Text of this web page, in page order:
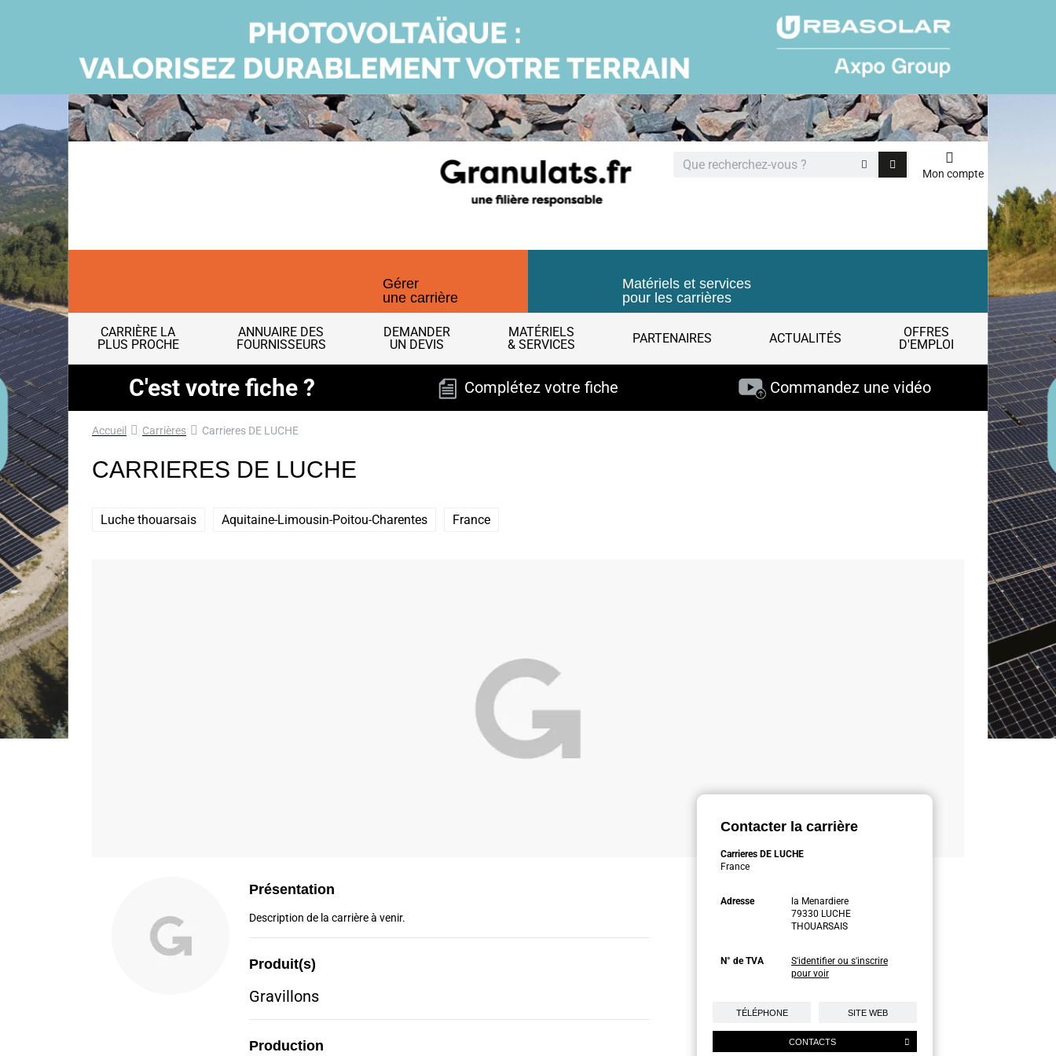
Gérer
une carrière
Matériels et services
pour les carrières
CARRIÈRE LA
PLUS PROCHE
ANNUAIRE DES
FOURNISSEURS
DEMANDER
UN DEVIS
MATÉRIELS
& SERVICES
PARTENAIRES ACTUALITÉS
OFFRES
D'EMPLOI
Mon compte
C'est votre fiche ? Complétez votre fiche Commandez une vidéo
Accueil Carrières Carrieres DE LUCHE
CARRIERES DE LUCHE
Luche thouarsais Aquitaine-Limousin-Poitou-Charentes France
Contacter la carrière
Carrieres DE LUCHE
France
Adresse
la Menardiere
79330 LUCHE
THOUARSAIS
N° de TVA
S'identifier ou s'inscrire
pour voir
TÉLÉPHONE SITE WEB
CONTACTS
Présentation
Description de la carrière à venir.
Produit(s)
Gravillons
Production